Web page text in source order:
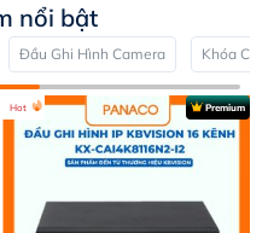
nổi bật
Đầu Ghi Hình Camera Khóa
Hot Premium